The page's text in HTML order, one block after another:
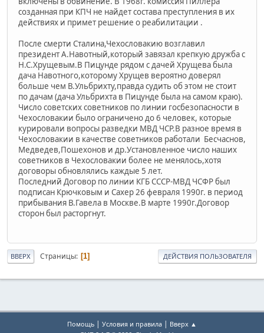
созданная при КПЧ не найдет состава преступления в их
действиях и примет решение о реабилитации .
После смерти Сталина,Чехословакию возглавил
президент А.Навотный,который завязал крепкую дружба с
Н.С.Хрущевым.В Пицунде рядом с дачей Хрущева была
дача Навотного,которому Хрущев вероятно доверял
больше чем В.Ульбрихту,правда судить об этом не стоит
по дачам (дача Ульбрихта в Пицунде была на самом краю).
Число советских советников по линии госбезопасности в
Чехословакии было ограничено до 6 человек, которые
курировали вопросы разведки МВД ЧСР.В разное время в
Чехословакии в качестве советников работали Бесчаснов,
Медведев,Пошехонов и др.Установленное число наших
советников в Чехословакии более не менялось,хотя
договоры обновлялись каждые 5 лет.
Последний Договор по линии КГБ СССР-МВД ЧСФР был
подписан Крючковым и Сахер 26 февраля 1990г. в период
прибывания В.Гавела в Москве.В марте 1990г.Договор
сторон был расторгнут.
ВВЕРХ Страницы 1 ДЕЙСТВИЯ ПОЛЬЗОВАТЕЛЯ
Помощь Условия и правила Вверх ▲